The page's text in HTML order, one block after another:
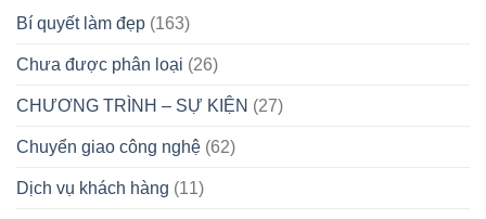
Bí quyết làm đẹp (163)
Chưa được phân loại (26)
CHƯƠNG TRÌNH – SỰ KIỆN (27)
Chuyển giao công nghệ (62)
Dịch vụ khách hàng (11)